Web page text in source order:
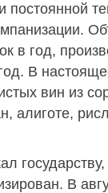
в год,
В
вин из
алиготе,
В